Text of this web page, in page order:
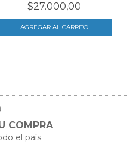
$27.000,00
COMPRA
el país